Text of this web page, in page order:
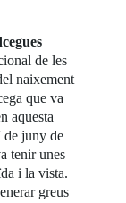
de les
naixement
que va
aquesta
de juny de
tenir unes
i la vista.
greus